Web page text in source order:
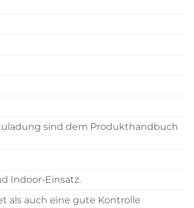
sind dem Produkthandbuch
Indoor-Einsatz.
als auch eine gute Kontrolle